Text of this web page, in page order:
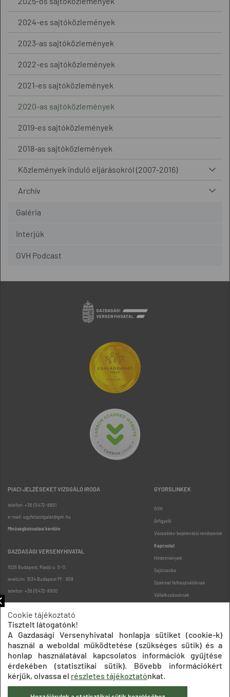
2024-es sajtóközlemények
2023-as sajtóközlemények
2022-es sajtóközlemények
2021-es sajtóközlemények
2020-as sajtóközlemények
2019-es sajtóközlemények
2018-as sajtóközlemények
Közlemények induló eljárásokról (2007-2016)
Archív
Galéria
Interjúk
GVH Podcast
PIACI JELZÉSEKET VIZSGÁLÓ IRODA
telefon: +36 (1) 472-8851
e-mail: ugyfelszolgalat@gvh.hu
Minőségbiztosítási kérdőív
GAZDASÁGI VERSENYHIVATAL
1026 Budapest, Riadó u. 5-11.
levélcím: 1534 Budapest Pf.: 958
telefon: +36 (1) 472-8900
GYORSLINKEK
GVH
Árfigyelő
Visszaélés-bejelentési rendszerek
Kapcsolat
Hirdetmények
Sajtószoba
Szakmai felhasználóknak
Vállalkozásoknak
Oldaltérkép
Cookie tájékoztató
Tisztelt látogatónk!
A Gazdasági Versenyhivatal honlapja sütiket (cookie-k)
használ a weboldal működtetése (szükséges sütik) és a
honlap használatával kapcsolatos információk gyűjtése
érdekében (statisztikai sütik). Bővebb információkért
kérjük, olvassa el részletes tájékoztatónkat.